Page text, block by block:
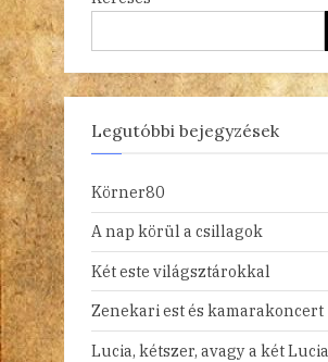
Legutóbbi bejegyzések
Körner80
A nap körül a csillagok
Két este világsztárokkal
Zenekari est és kamarakoncert
Lucia, kétszer, avagy a két Lucia